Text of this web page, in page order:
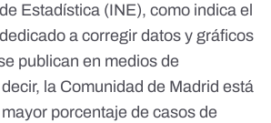
Estadística (INE), como indica el
a corregir datos y gráficos
publican en medios de
la Comunidad de Madrid está
porcentaje de casos de